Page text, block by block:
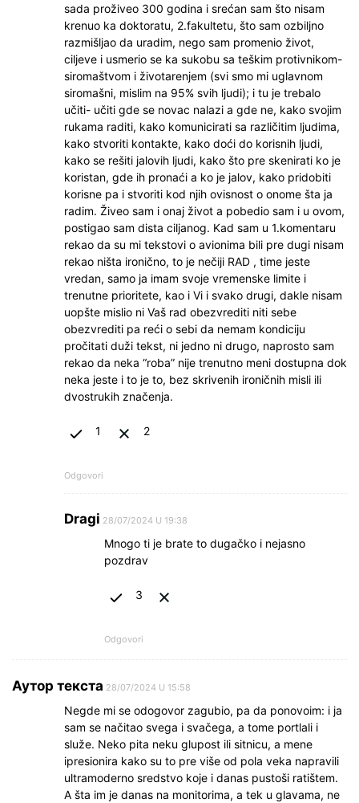
sada proživeo 300 godina i srećan sam što nisam
krenuo ka doktoratu, 2.fakultetu, što sam ozbiljno
razmišljao da uradim, nego sam promenio život,
ciljeve i usmerio se ka sukobu sa teškim protivnikom-
siromaštvom i životarenjem (svi smo mi uglavnom
siromašni, mislim na 95% svih ljudi); i tu je trebalo
učiti- učiti gde se novac nalazi a gde ne, kako svojim
rukama raditi, kako komunicirati sa različitim ljudima,
kako stvoriti kontakte, kako doći do korisnih ljudi,
kako se rešiti jalovih ljudi, kako što pre skenirati ko je
koristan, gde ih pronaći a ko je jalov, kako pridobiti
korisne pa i stvoriti kod njih ovisnost o onome šta ja
radim. Živeo sam i onaj život a pobedio sam i u ovom,
postigao sam dista ciljanog. Kad sam u 1.komentaru
rekao da su mi tekstovi o avionima bili pre dugi nisam
rekao ništa ironično, to je nečiji RAD , time jeste
vredan, samo ja imam svoje vremenske limite i
trenutne prioritete, kao i Vi i svako drugi, dakle nisam
uopšte mislio ni Vaš rad obezvrediti niti sebe
obezvrediti pa reći o sebi da nemam kondiciju
pročitati duži tekst, ni jedno ni drugo, naprosto sam
rekao da neka “roba” nije trenutno meni dostupna dok
neka jeste i to je to, bez skrivenih ironičnih misli ili
dvostrukih značenja.
1 2
Odgovori
Dragi 28/07/2024 U 19:38
Mnogo ti je brate to dugačko i nejasno
pozdrav
3
Odgovori
Аутор текста 28/07/2024 U 15:58
Negde mi se odogovor zagubio, pa da ponovoim: i ja
sam se načitao svega i svačega, a tome portlali i
služe. Neko pita neku glupost ili sitnicu, a mene
ipresionira kako su to pre više od pola veka napravili
ultramoderno sredstvo koje i danas pustoši ratištem.
A šta im je danas na monitorima, a tek u glavama, ne